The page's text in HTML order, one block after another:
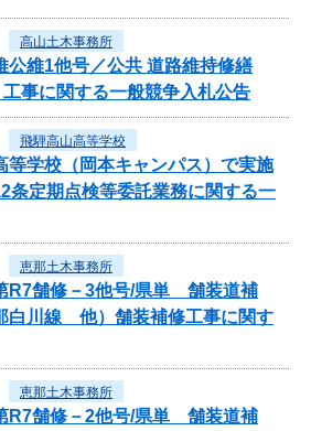
高山土木事務所
公維1他号／公共 道路維持修繕
に関する一般競争入札公告
飛騨高山高等学校
等学校（岡本キャンパス）で実施
条定期点検等委託業務に関する一
恵那土木事務所
R7舗修－3他号/県単 舗装道補
川線 他）舗装補修工事に関す
恵那土木事務所
R7舗修－2他号/県単 舗装道補